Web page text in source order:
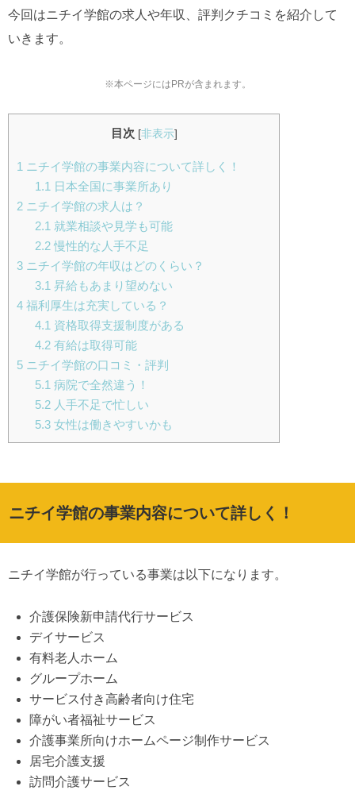
今回はニチイ学館の求人や年収、評判クチコミを紹介して
いきます。
※本ページにはPRが含まれます。
目次 [非表示]
1 ニチイ学館の事業内容について詳しく！
1.1 日本全国に事業所あり
2 ニチイ学館の求人は？
2.1 就業相談や見学も可能
2.2慢性的な人手不足
3 ニチイ学館の年収はどのくらい？
3.1 昇給もあまり望めない
4 福利厚生は充実している？
4.1 資格取得支援制度がある
4.2有給は取得可能
5 ニチイ学館の口コミ・評判
5.1 病院で全然違う！
5.2人手不足で忙しい
5.3女性は働きやすいかも
ニチイ学館の事業内容について詳しく！
ニチイ学館が行っている事業は以下になります。
介護保険新申請代行サービス
デイサービス
有料老人ホーム
グループホーム
サービス付き高齢者向け住宅
障がい者福祉サービス
介護事業所向けホームページ制作サービス
居宅介護支援
訪問介護サービス